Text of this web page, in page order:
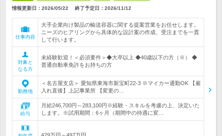
情報更新日：2026/05/22 終了予定日： 2026/11/12
仕事内容
大手企業向け製品の輸送容器に関する提案営業をお任せします。
ニーズのヒアリングから具体的な設計案の作成、受注までを一貫
して行います。
対象と
なる方
未経験歓迎！＜必須要件＞◆大卒以上 ◆40歳以下の方（※） ◆
普通自動車免許をお持ちの方
勤務地
＜名古屋支店＞ 愛知県東海市新宝町22-3 ※マイカー通勤OK 【雇
入れ直後】上記事業所 【変更の…
給与
月給246,700円～283,100円※経験・スキルを考慮の上、決定いた
します。※試用期間：6ヶ月（期間中の待遇に変…
429万円～497万円